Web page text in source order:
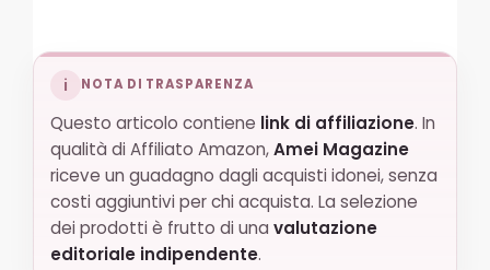
i NOTA DI TRASPARENZA
Questo articolo contiene link di affiliazione. In
qualità di Affiliato Amazon,Amei Magazine
riceve un guadagno dagli acquisti idonei, senza
costi aggiuntivi per chi acquista. La selezione
dei prodotti è frutto di una valutazione
editoriale indipendente.